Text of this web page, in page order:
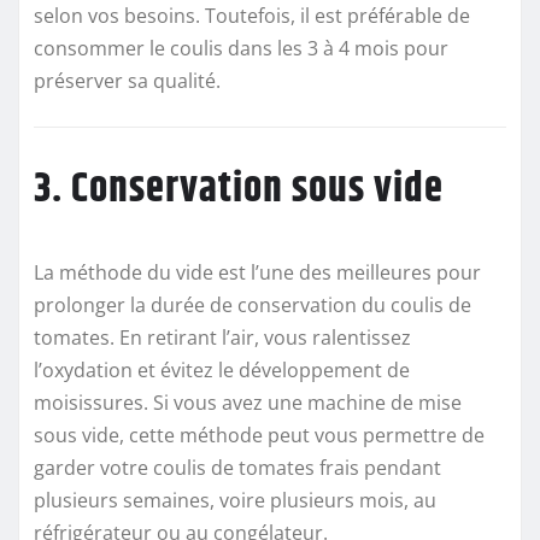
selon vos besoins. Toutefois, il est préférable de
consommer le coulis dans les 3 à 4 mois pour
préserver sa qualité.
3. Conservation sous vide
La méthode du vide est l’une des meilleures pour
prolonger la durée de conservation du coulis de
tomates. En retirant l’air, vous ralentissez
l’oxydation et évitez le développement de
moisissures. Si vous avez une machine de mise
sous vide, cette méthode peut vous permettre de
garder votre coulis de tomates frais pendant
plusieurs semaines, voire plusieurs mois, au
réfrigérateur ou au congélateur.